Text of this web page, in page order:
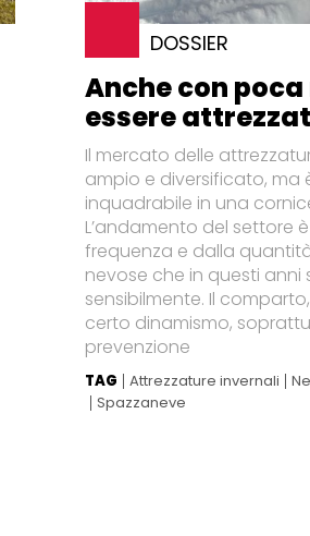
DOSSIER
Anche con
essere
Il mercato delle
ampio e diversificato, ma
inquadrabile in una
L’andamento del settore
frequenza e dalla
nevose che in questi anni
sensibilmente. Il
certo dinamismo,
prevenzione
TAG Attrezzature invernali
Spazzaneve